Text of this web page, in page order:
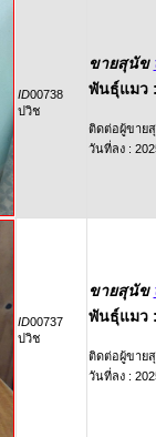
ID00738
ปวิช
ขายสุนัข
พันธุ์แมว
ติดต่อผู้ขาย
วันที่ลง :
ID00737
ปวิช
ขายสุนัข
พันธุ์แมว
ติดต่อผู้ขาย
วันที่ลง :